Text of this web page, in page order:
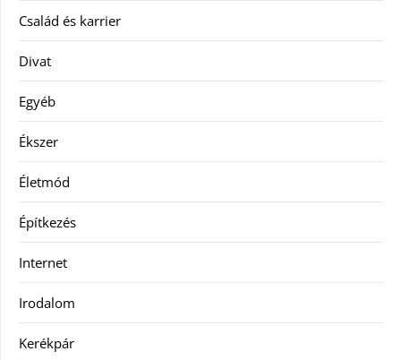
Család és karrier
Divat
Egyéb
Ékszer
Életmód
Építkezés
Internet
Irodalom
Kerékpár